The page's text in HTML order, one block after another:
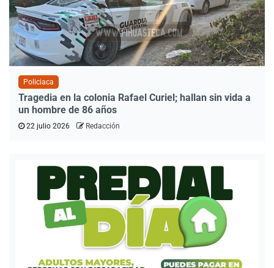
Policiaca
Tragedia en la colonia Rafael Curiel; hallan sin vida a
un hombre de 86 años
22 julio 2026 Redacción